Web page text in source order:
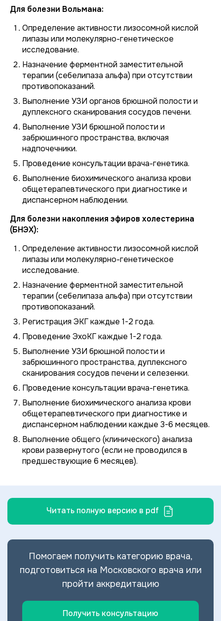
Для болезни Вольмана:
Определение активности лизосомной кислой
липазы или молекулярно-генетическое
исследование.
Назначение ферментной заместительной
терапии (себелипаза альфа) при отсутствии
противопоказаний.
Выполнение УЗИ органов брюшной полости и
дуплексного сканирования сосудов печени.
Выполнение УЗИ брюшной полости и
забрюшинного пространства, включая
надпочечники.
Проведение консультации врача-генетика.
Выполнение биохимического анализа крови
общетерапевтического при диагностике и
диспансерном наблюдении.
Для болезни накопления эфиров холестерина
(БНЭХ):
Определение активности лизосомной кислой
липазы или молекулярно-генетическое
исследование.
Назначение ферментной заместительной
терапии (себелипаза альфа) при отсутствии
противопоказаний.
Регистрация ЭКГ каждые 1-2 года.
Проведение ЭхоКГ каждые 1-2 года.
Выполнение УЗИ брюшной полости и
забрюшинного пространства, дуплексного
сканирования сосудов печени и селезенки.
Проведение консультации врача-генетика.
Выполнение биохимического анализа крови
общетерапевтического при диагностике и
диспансерном наблюдении каждые 3-6 месяцев.
Выполнение общего (клинического) анализа
крови развернутого (если не проводился в
предшествующие 6 месяцев).
Читать полную версию в pdf
Помогаем получить категорию врача,
подготовиться на Московского врача или
пройти аккредитацию
Получить консультацию